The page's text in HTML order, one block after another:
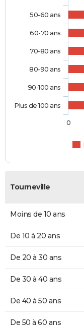
50-60 ans
60-70 ans
70-80 ans
80-90 ans
90-100 ans
Plus de 100 ans
0
Tourneville
Moins de 10 ans
De 10 à 20 ans
De 20 à 30 ans
De 30 à 40 ans
De 40 à 50 ans
De 50 à 60 ans